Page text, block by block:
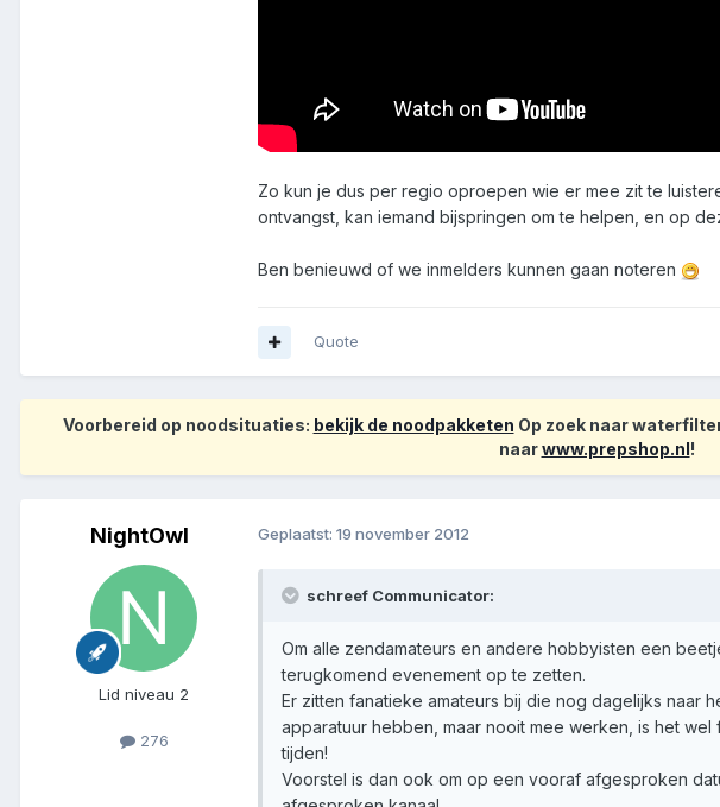
Zo kun je dus per regio oproepen wie er mee zit te
ontvangst, kan iemand bijspringen om te helpen, en op
Ben benieuwd of we inmelders kunnen gaan noteren
Quote
Voorbereid op noodsituaties: bekijk de noodpakketen Op zoek naar
naarwww.prepshop.nl!
NightOwl
Lid niveau 2
276
Geplaatst: 19 november 2012
schreef Communicator:
Om alle zendamateurs en andere hobbyisten een
terugkomend evenement op te zetten.
Er zitten fanatieke amateurs bij die nog dagelijks naar
apparatuur hebben, maar nooit mee werken, is het
tijden!
Voorstel is dan ook om op een vooraf afgesproken